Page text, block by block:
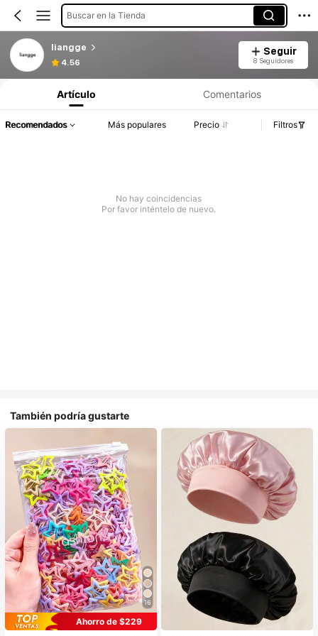
Buscar en la Tienda
liangge
4.56
Seguir
8 Seguidores
Artículo Comentarios
Recomendados Más populares Precio Filtros
No hay coincidencias
Por favor inténtelo de nuevo.
También podría gustarte
16
Ahorro de $229
#1 Más vendidos
en Multicolor Gorros para el pelo para mujer
Establecido hace 1 año